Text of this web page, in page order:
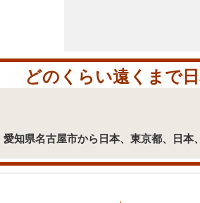
どのくらい遠くまで
愛知県名古屋市から日本、東京都、日